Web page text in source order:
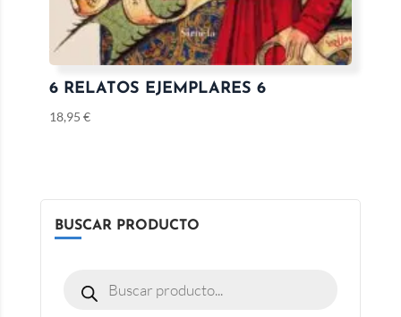
6 RELATOS EJEMPLARES 6
18,95 €
BUSCAR PRODUCTO